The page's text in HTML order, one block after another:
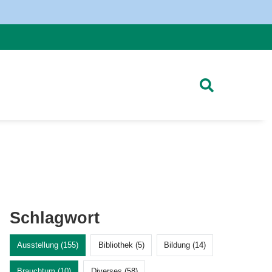
Schlagwort
Ausstellung (155) Bibliothek (5) Bildung (14)